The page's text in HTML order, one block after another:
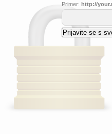
Primer: http://